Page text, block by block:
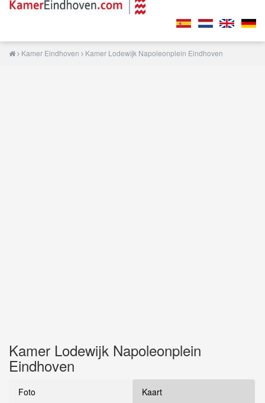
Kamer Eindhoven Kamer Lodewijk Napoleonplein Eindhoven
Kamer Lodewijk Napoleonplein
Eindhoven
Foto Kaart